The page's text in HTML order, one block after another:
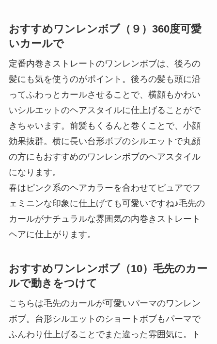
おすすめワンレンボブ（９）360度可愛
いカールで
定番内巻きストレートのワンレンボブは、後ろの
髪にも気を使うのがポイント。後ろの髪も頭に沿
ってふわっとカールさせることで、横顔もかわい
いシルエットのヘアスタイルに仕上げることがで
きちゃいます。前髪もくるんと巻くことで、小顔
効果抜群。横に長い台形ボブのシルエットで丸顔
の方にもおすすめのワンレンボブのヘアスタイル
になります。
春はピンク系のヘアカラーを合わせてピュアでフ
ェミニンな印象に仕上げても可愛いですね♪毛先の
カールがナチュラルな雰囲気の内巻きストレート
ヘアに仕上がります。
おすすめワンレンボブ（10）毛先のカー
ルで動きをつけて
こちらは毛先のカールが可愛いパーマのワンレン
ボブ。台形シルエットのショートボブもパーマで
ふんわり仕上げることでまた違った雰囲気に。ト